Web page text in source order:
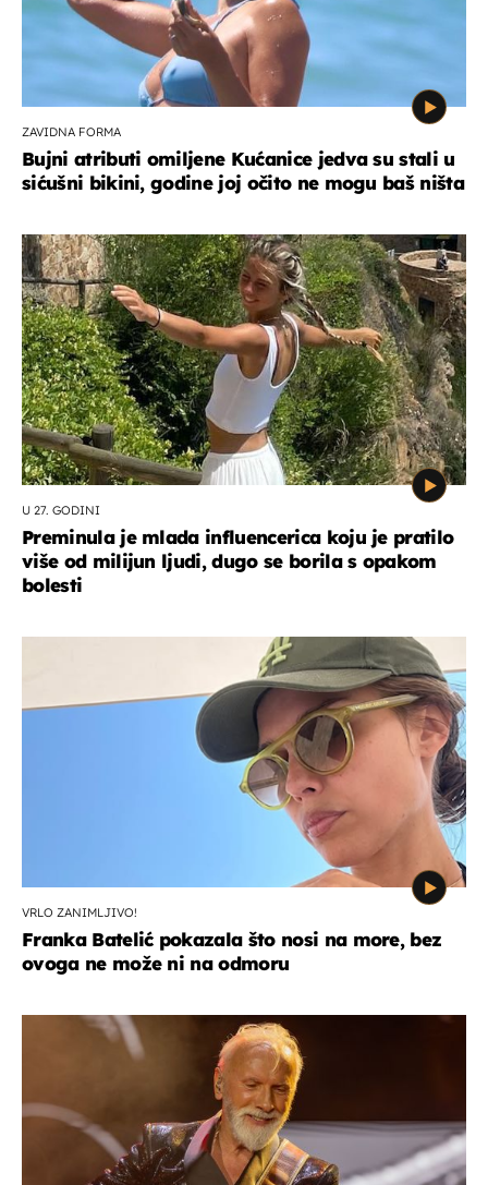
ZAVIDNA FORMA
Bujni atributi omiljene Kućanice jedva su stali u
sićušni bikini, godine joj očito ne mogu baš ništa
U 27. GODINI
Preminula je mlada influencerica koju je pratilo
više od milijun ljudi, dugo se borila s opakom
bolesti
VRLO ZANIMLJIVO!
Franka Batelić pokazala što nosi na more, bez
ovoga ne može ni na odmoru